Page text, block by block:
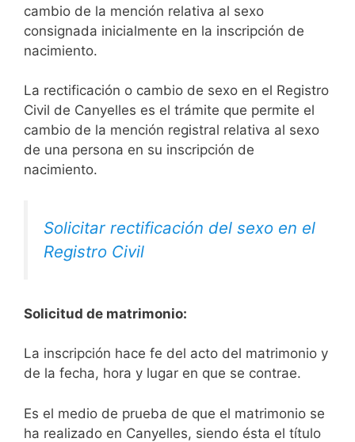
cambio de la mención relativa al sexo
consignada inicialmente en la inscripción de
nacimiento.
La rectificación o cambio de sexo en el Registro
Civil de Canyelles es el trámite que permite el
cambio de la mención registral relativa al sexo
de una persona en su inscripción de
nacimiento.
Solicitar rectificación del sexo en el
Registro Civil
Solicitud de matrimonio:
La inscripción hace fe del acto del matrimonio y
de la fecha, hora y lugar en que se contrae.
Es el medio de prueba de que el matrimonio se
ha realizado en Canyelles, siendo ésta el título